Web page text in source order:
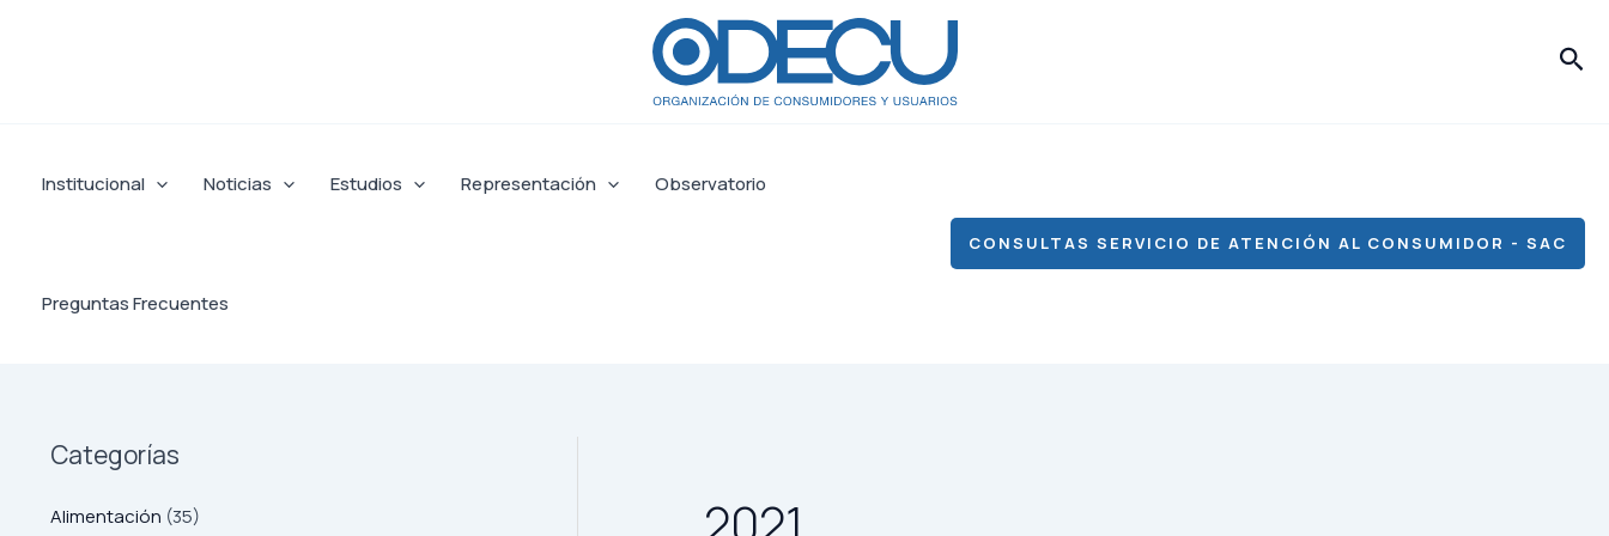
Institucional Noticias Estudios Representación Observatorio
Preguntas Frecuentes
CONSULTAS SERVICIO DE ATENCIÓN AL CONSUMIDOR - SAC
Categorías
Alimentación (35)